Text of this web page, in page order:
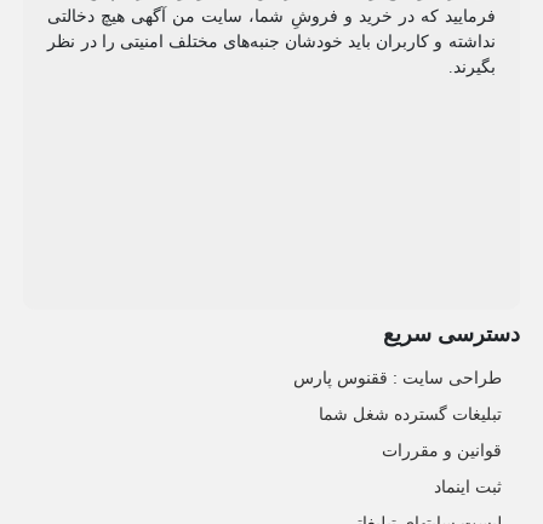
فرمایید که در خرید و فروشِ شما، سایت من آگهی هیچ دخالتی
نداشته و کاربران باید خودشان جنبه‌های مختلف امنیتی را در نظر
بگیرند.
دسترسی سریع
طراحی سایت :‌ ققنوس پارس
تبلیغات گسترده شغل شما
قوانین و مقررات
ثبت اینماد